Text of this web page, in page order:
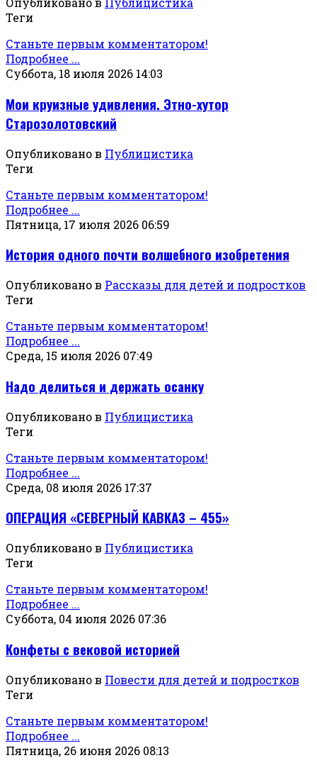
Теги
Станьте первым комментатором!
Подробнее ...
Суббота, 18 июля 2026 14:03
Мои круизные удивления. Этно-хутор
Старозолотовский
Опубликовано в Публицистика
Теги
Станьте первым комментатором!
Подробнее ...
Пятница, 17 июля 2026 06:59
История одного почти волшебного изобретения
Опубликовано в Рассказы для детей и подростков
Теги
Станьте первым комментатором!
Подробнее ...
Среда, 15 июля 2026 07:49
Надо делиться и держать осанку
Опубликовано в Публицистика
Теги
Станьте первым комментатором!
Подробнее ...
Среда, 08 июля 2026 17:37
ОПЕРАЦИЯ «СЕВЕРНЫЙ КАВКАЗ – 455»
Опубликовано в Публицистика
Теги
Станьте первым комментатором!
Подробнее ...
Суббота, 04 июля 2026 07:36
Конфеты с вековой историей
Опубликовано в Повести для детей и подростков
Теги
Станьте первым комментатором!
Подробнее ...
Пятница, 26 июня 2026 08:13